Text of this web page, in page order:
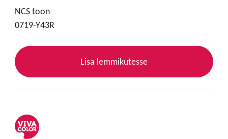
NCS toon
0719-Y43R
Lisa lemmikutesse